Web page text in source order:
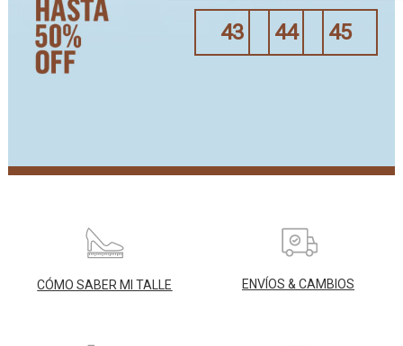
43 44 45
CÓMO SABER MI TALLE ENVÍOS & CAMBIOS